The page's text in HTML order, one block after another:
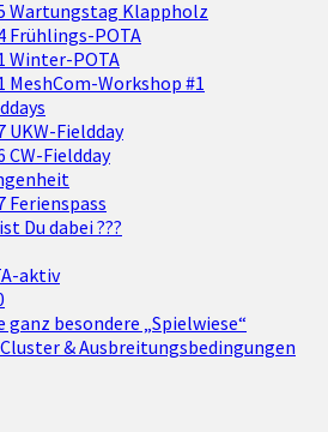
Wartungstag Klappholz
Frühlings-POTA
Winter-POTA
MeshCom-Workshop #1
UKW-Fieldday
CW-Fieldday
Ferienspass
Du dabei ???
aktiv
ganz besondere „Spielwiese“
Cluster & Ausbreitungsbedingungen